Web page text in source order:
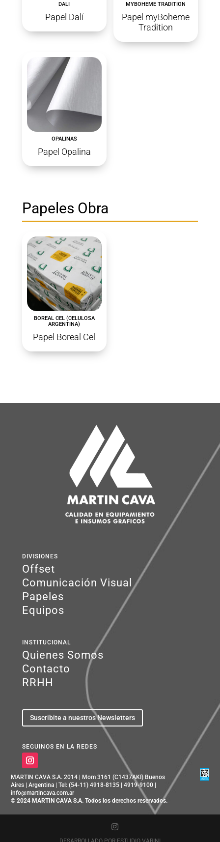
DALI
Papel Dalí
MYBOHEME TRADITION
Papel myBoheme
Tradition
OPALINAS
Papel Opalina
Papeles Obra
BOREAL CEL (CELULOSA
ARGENTINA)
Papel Boreal Cel
DIVISIONES
Offset
Comunicación Visual
Papeles
Equipos
INSTITUCIONAL
Quienes Somos
Contacto
RRHH
Suscribite a nuestros Newsletters
SEGUINOS EN LA REDES
MARTIN CAVA S.A. 2014 | Mom 3161 (C1437AKI) Buenos
Aires | Argentina | Tel: (54-11) 4918-8135 | 4919-9100 |
info@martincava.com.ar
© 2024 MARTIN CAVA S.A. Todos los derechos reservados.